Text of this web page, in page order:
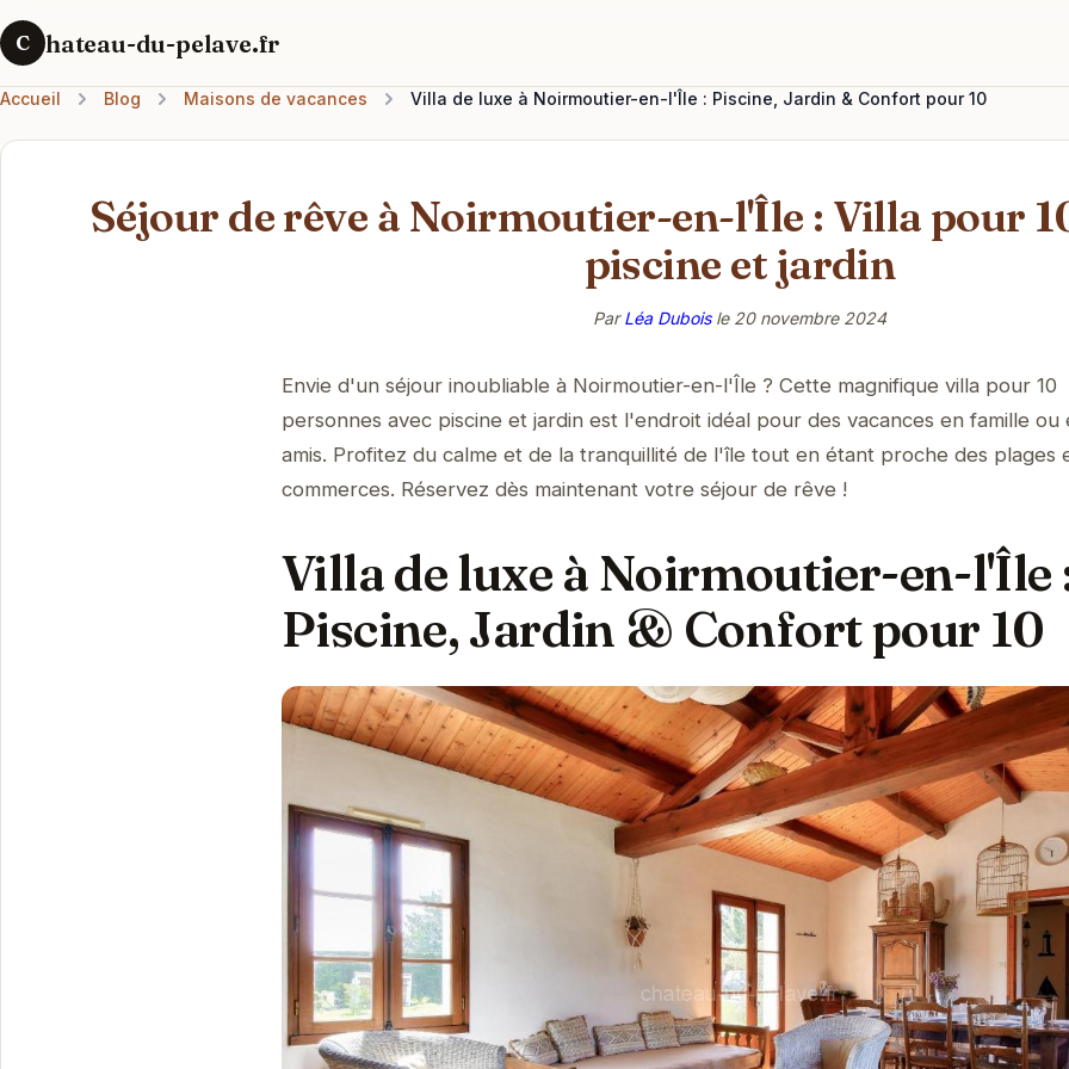
C hateau-du-pelave.fr
Accueil Blog Maisons de vacances Villa de luxe à Noirmoutier-en-l'Île : Piscine, Jardin & Confort pour 10
Séjour de rêve à Noirmoutier-en-l'Île : Villa pour
piscine et jardin
ParLéa Duboisle 20 novembre 2024
Envie d'un séjour inoubliable à Noirmoutier-en-l'Île ? Cette magnifique villa pour 10
personnes avec piscine et jardin est l'endroit idéal pour des vacances en famille ou
amis. Profitez du calme et de la tranquillité de l'île tout en étant proche des plages
commerces. Réservez dès maintenant votre séjour de rêve !
Villa de luxe à Noirmoutier-en-l'Île
Piscine, Jardin & Confort pour 10